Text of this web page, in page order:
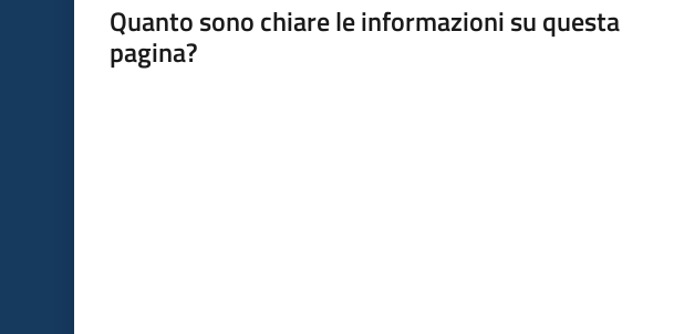
Quanto sono chiare le informazioni su questa
pagina?